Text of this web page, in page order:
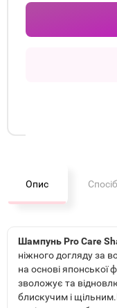
Опис
Шампунь Pro Care
ніжного догляду за
на основі японської
зволожує та
блискучим і